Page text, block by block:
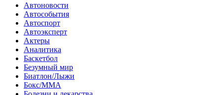
Автоновости
Автособытия
Автоспорт
Автоэксперт
Актеры
Аналитика
Баскетбол
Безумный мир
Биатлон/Лыжи
Бокс/MMA